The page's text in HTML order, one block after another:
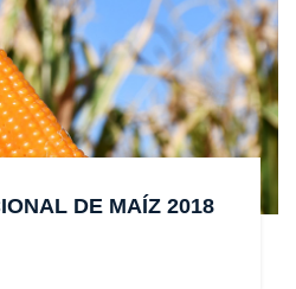
DE MAÍZ 2018